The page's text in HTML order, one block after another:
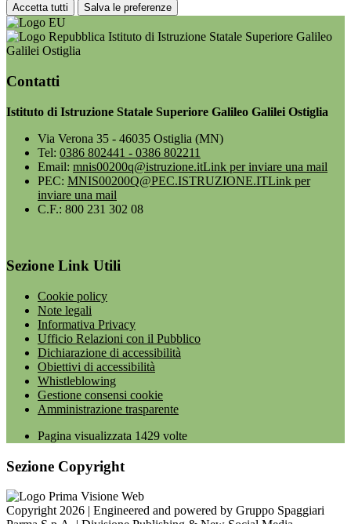
Accetta tutti Salva le preferenze
Istituto di Istruzione Statale Superiore Galileo
Galilei Ostiglia
Contatti
Istituto di Istruzione Statale Superiore Galileo Galilei Ostiglia
Via Verona 35 - 46035 Ostiglia (MN)
Tel: 0386 802441 - 0386 802211
Email: mnis00200q@istruzione.itLink per inviare una mail
PEC: MNIS00200Q@PEC.ISTRUZIONE.ITLink per
inviare una mail
C.F.: 800 231 302 08
Sezione Link Utili
Cookie policy
Note legali
Informativa Privacy
Ufficio Relazioni con il Pubblico
Dichiarazione di accessibilità
Obiettivi di accessibilità
Whistleblowing
Gestione consensi cookie
Amministrazione trasparente
Pagina visualizzata 1429 volte
Sezione Copyright
Copyright 2026 | Engineered and powered by Gruppo Spaggiari